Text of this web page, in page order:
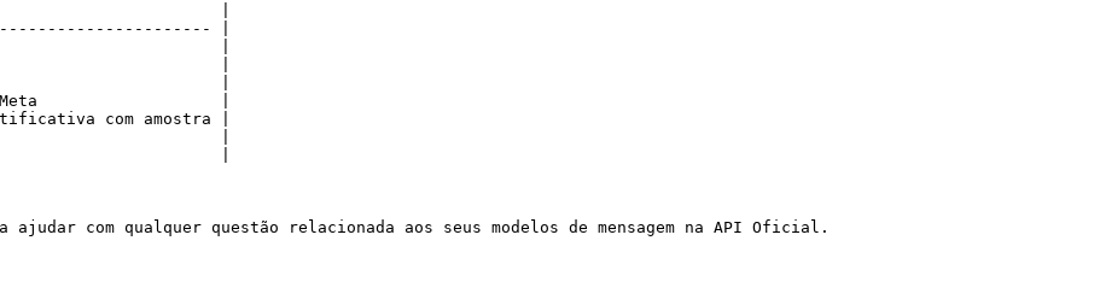
|
|
|
|
|
Meta                   |
com amostra |
|
|
com qualquer questão relacionada aos seus modelos de mensagem na API Oficial.